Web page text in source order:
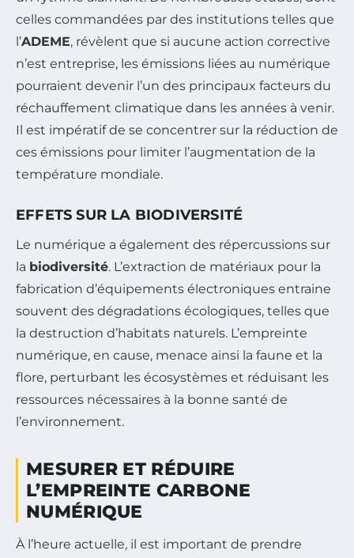
celles commandées par des institutions telles que
l’ADEME, révèlent que si aucune action corrective
n’est entreprise, les émissions liées au numérique
pourraient devenir l’un des principaux facteurs du
réchauffement climatique dans les années à venir.
Il est impératif de se concentrer sur la réduction de
ces émissions pour limiter l’augmentation de la
température mondiale.
EFFETS SUR LA BIODIVERSITÉ
Le numérique a également des répercussions sur
la biodiversité. L’extraction de matériaux pour la
fabrication d’équipements électroniques entraine
souvent des dégradations écologiques, telles que
la destruction d’habitats naturels. L’empreinte
numérique, en cause, menace ainsi la faune et la
flore, perturbant les écosystèmes et réduisant les
ressources nécessaires à la bonne santé de
l’environnement.
MESURER ET RÉDUIRE
L’EMPREINTE CARBONE
NUMÉRIQUE
À l’heure actuelle, il est important de prendre